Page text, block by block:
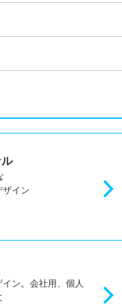
ザイン
ン。会社用、個人